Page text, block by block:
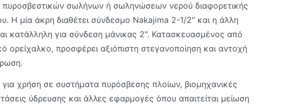
πυροσβεστικών σωλήνων ή σωληνώσεων νερού διαφορετικής
Η μία άκρη διαθέτει σύνδεσμο Nakajima 2-1/2" και η άλλη
κατάλληλη για σύνδεση μάνικας 2". Κατασκευασμένος από
ορείχαλκο, προσφέρει αξιόπιστη στεγανοποίηση και αντοχή
για χρήση σε συστήματα πυρόσβεσης πλοίων, βιομηχανικές
ύδρευσης και άλλες εφαρμογές όπου απαιτείται μείωση